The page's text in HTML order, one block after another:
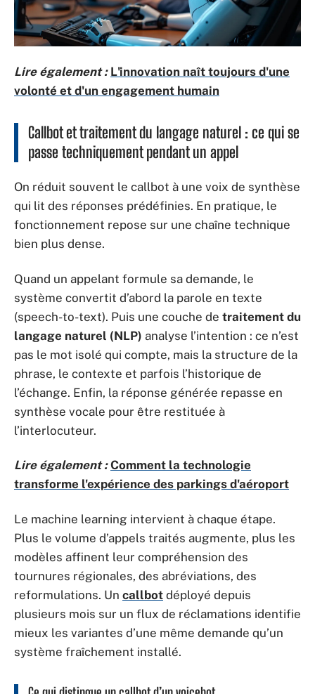
Lire également : L'innovation naît toujours d'une
volonté et d'un engagement humain
Callbot et traitement du langage naturel : ce qui se
passe techniquement pendant un appel
On réduit souvent le callbot à une voix de synthèse
qui lit des réponses prédéfinies. En pratique, le
fonctionnement repose sur une chaîne technique
bien plus dense.
Quand un appelant formule sa demande, le
système convertit d’abord la parole en texte
(speech-to-text). Puis une couche de traitement du
langage naturel (NLP) analyse l’intention : ce n’est
pas le mot isolé qui compte, mais la structure de la
phrase, le contexte et parfois l’historique de
l’échange. Enfin, la réponse générée repasse en
synthèse vocale pour être restituée à
l’interlocuteur.
Lire également : Comment la technologie
transforme l'expérience des parkings d'aéroport
Le machine learning intervient à chaque étape.
Plus le volume d’appels traités augmente, plus les
modèles affinent leur compréhension des
tournures régionales, des abréviations, des
reformulations. Un callbot déployé depuis
plusieurs mois sur un flux de réclamations identifie
mieux les variantes d’une même demande qu’un
système fraîchement installé.